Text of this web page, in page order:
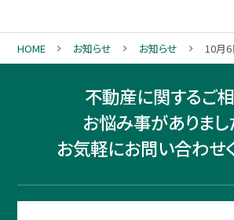
HOME お知らせ お知らせ 10月6
不動産に関するご
お悩み事がありまし
お気軽にお問い合わせ